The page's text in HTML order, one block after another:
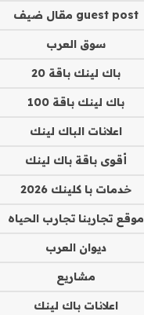
guest post مقال ضيف
سوق العرب
باك لينك باقة 20
باك لينك باقة 100
اعلانات الباك لينك
أقوى باقة باك لينك
خدمات با كلينك 2026
موقع تجاربنا تجارب الحياه
ديوان العرب
مشاريع
اعلانات باك لينك